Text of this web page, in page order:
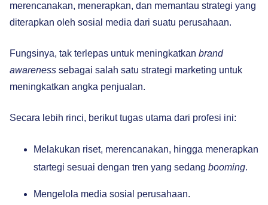
merencanakan, menerapkan, dan memantau strategi yang
diterapkan oleh sosial media dari suatu perusahaan.
Fungsinya, tak terlepas untuk meningkatkan brand
awareness sebagai salah satu strategi marketing untuk
meningkatkan angka penjualan.
Secara lebih rinci, berikut tugas utama dari profesi ini:
Melakukan riset, merencanakan, hingga menerapkan
startegi sesuai dengan tren yang sedang booming.
Mengelola media sosial perusahaan.